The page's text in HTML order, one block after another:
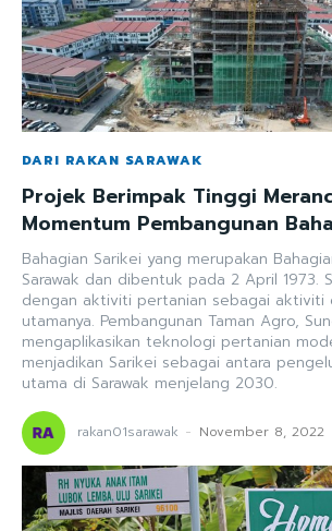
DARI RAKAN SARAWAK
Projek Berimpak Tinggi
Momentum Pembangunan
Bahagian Sarikei yang merupakan
Sarawak dan dibentuk pada 2 April 1973.
dengan aktiviti pertanian sebagai aktiviti
utamanya. Pembangunan Taman Agro, Sungai
mengaplikasikan teknologi pertanian
menjadikan Sarikei sebagai antara
utama di Sarawak menjelang 2030.
rakan01sarawak - November 8, 2022